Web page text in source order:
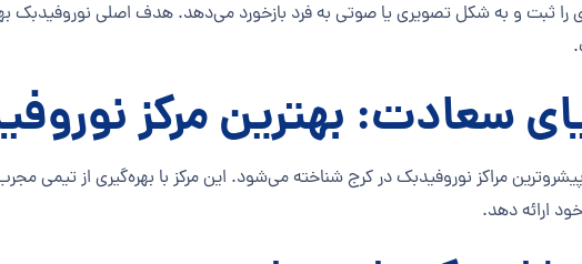
را ثبت و به شکل تصویری یا صوتی به فرد بازخورد می‌دهد. هدف اصلی نوروفیدبک
سعادت: بهترین مرکز
مراکز نوروفیدبک در کرج شناخته می‌شود. این مرکز با بهره‌گیری از
ارائه دهد.